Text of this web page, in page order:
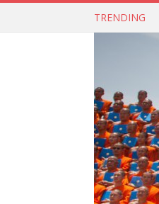
TRENDING